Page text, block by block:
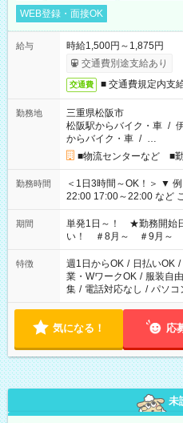
WEB登録・面接OK
給与
時給1,500円～1,875円
交通費別途支給あり
交通費 ■ 交通費規定内支
勤務地
三重県松阪市
松阪駅からバイク・車 /
からバイク・車 / …
■物流センターなど ■
勤務時間
＜1日3時間～OK！＞ ▼ 例えば… ▼ 15:00～18:00 15:00～
22:00 17:00～22:00 など こちら以外の時間もお気軽にご相談く
ださい！
期間
単発1日～！ ★勤務開始
い！ ＃8月～ ＃9月～
特徴 週1日からOK / 日払いOK /
業・WワークOK / 服装自由
集 / 電話対応なし / パソコ
気になる！ 応
未